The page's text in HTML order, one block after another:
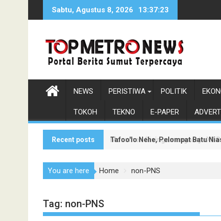
Sabtu, Agustus 8, 2026 13:37:23
NEWS PERISTIWA POLITIK
TOKOH TEKNO E-PAPER
Recent posts Tafoo'lo Nehe, Pelompat Batu
Monumen Sisingamangaraja XII
You are here Home non-PNS
Tag: non-PNS